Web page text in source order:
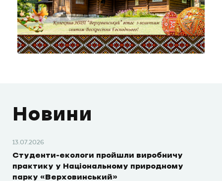
Новини
13.07.2026
Студенти-екологи пройшли виробничу
практику у Національному природному
парку «Верховинський»